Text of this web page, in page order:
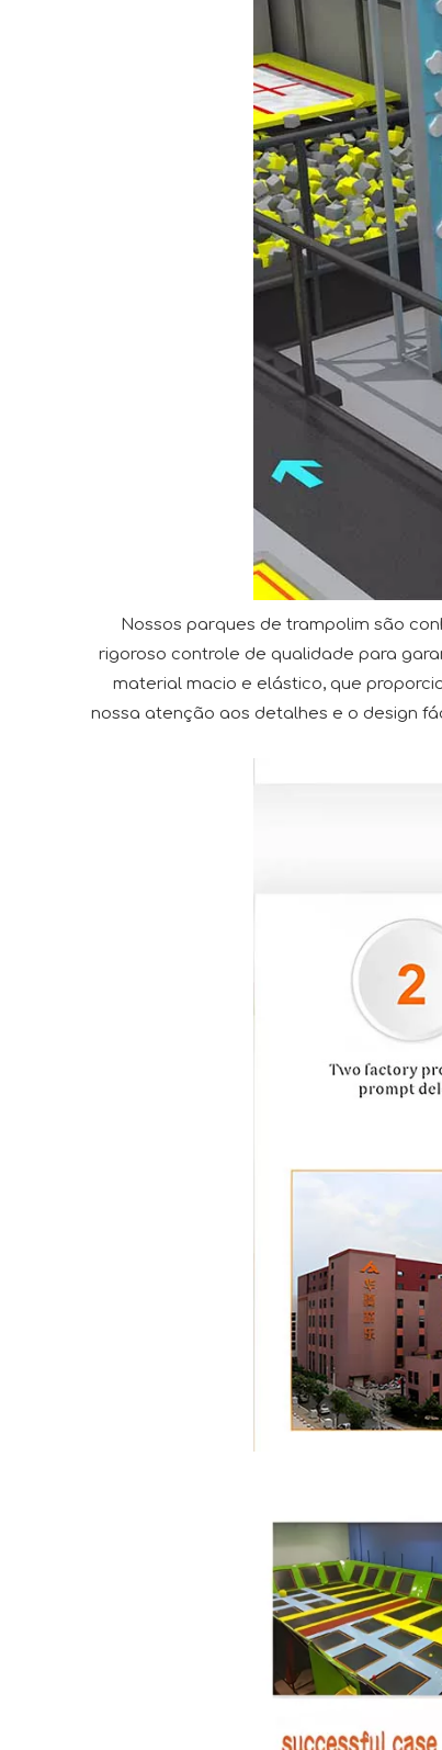
Nossos parques de trampolim são
rigoroso controle de qualidade para
material macio e elástico, que
nossa atenção aos detalhes e o design